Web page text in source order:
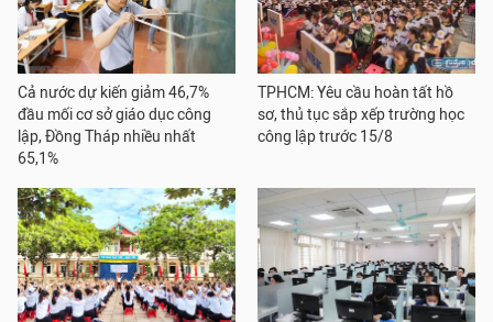
Cả nước dự kiến giảm 46,7%
đầu mối cơ sở giáo dục công
lập, Đồng Tháp nhiều nhất
65,1%
TPHCM: Yêu cầu hoàn tất hồ
sơ, thủ tục sắp xếp trường học
công lập trước 15/8